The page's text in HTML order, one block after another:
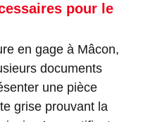
pour le
en gage à Mâcon,
documents
une pièce
grise prouvant la